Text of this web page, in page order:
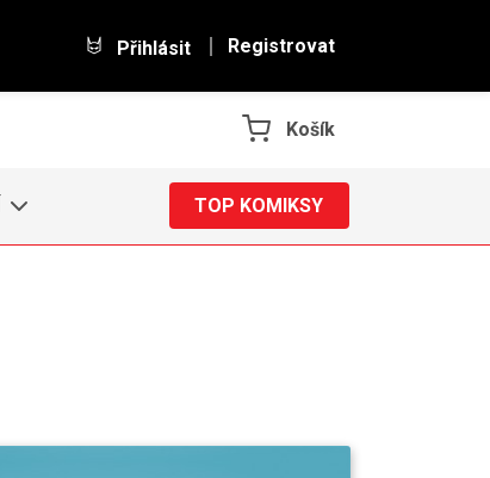
Přihlásit Registrovat
Košík
TOP KOMIKSY